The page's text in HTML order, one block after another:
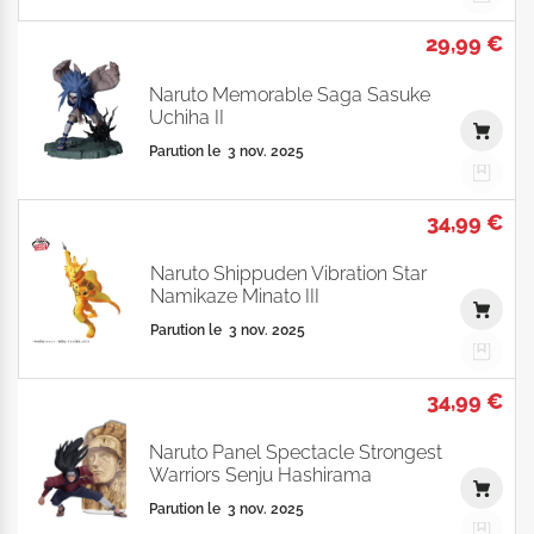
29,99 €
Naruto Memorable Saga Sasuke
Uchiha II
Parution le 3 nov. 2025
34,99 €
Naruto Shippuden Vibration Star
Namikaze Minato III
Parution le 3 nov. 2025
34,99 €
Naruto Panel Spectacle Strongest
Warriors Senju Hashirama
Parution le 3 nov. 2025